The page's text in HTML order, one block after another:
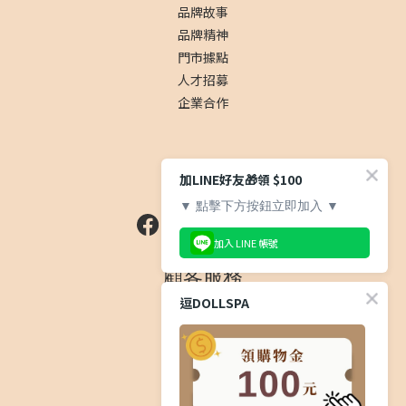
品牌故事
品牌精神
門市據點
人才招募
企業合作
社群
顧客服務
常見問題
運送服務方式
退換貨政策
加LINE好友🎁領 $100
▼ 點擊下方按鈕立即加入 ▼
加入 LINE 帳號
逗DOLLSPA